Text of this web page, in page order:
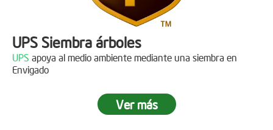
UPS Siembra árboles
UPS apoya al medio ambiente mediante una siembra en
Envigado
Ver más